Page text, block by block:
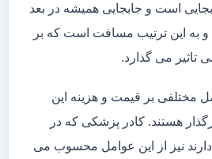
است و جابجایی همیشه در بعد
این ترتیب مسافت است که بر
می گذارد.
مختلفی بر قیمت و هزینه این
هستند. کادر پزشکی که در
نیز از این عوامل محسوب می